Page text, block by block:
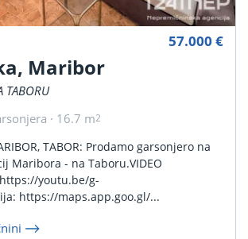
Maribor
TABORU
· 16.7 m2
57.000 €
TABOR: Prodamo garsonjero na
Maribora - na Taboru.VIDEO
https://youtu.be/g-
https://maps.app.goo.gl/...